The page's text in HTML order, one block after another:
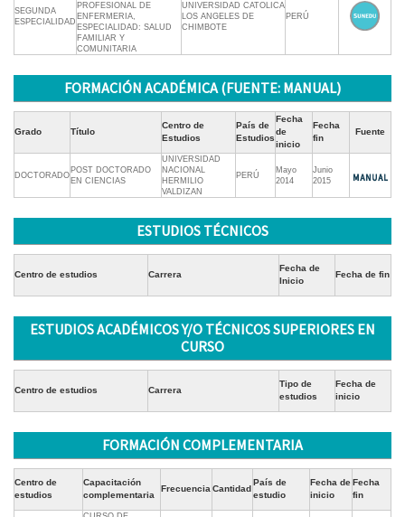
SEGUNDA
ESPECIALIDAD
PROFESIONAL DE
ENFERMERIA,
ESPECIALIDAD: SALUD
FAMILIAR Y
COMUNITARIA
UNIVERSIDAD CATOLICA
LOS ANGELES DE
CHIMBOTE
PERÚ
FORMACIÓN ACADÉMICA (FUENTE: MANUAL)
Grado Título
Centro de
Estudios
País de
Estudios
Fecha
de
inicio
Fecha
fin
Fuente
DOCTORADO
POST DOCTORADO
EN CIENCIAS
UNIVERSIDAD
NACIONAL
HERMILIO
VALDIZAN
PERÚ
Mayo
2014
Junio
2015
ESTUDIOS TÉCNICOS
Centro de estudios Carrera
Fecha de
Inicio
Fecha de fin
ESTUDIOS ACADÉMICOS Y/O TÉCNICOS SUPERIORES EN
CURSO
Centro de estudios Carrera
Tipo de
estudios
Fecha de
inicio
FORMACIÓN COMPLEMENTARIA
Centro de
estudios
Capacitación
complementaria
Frecuencia Cantidad
País de
estudio
Fecha de
inicio
Fecha
fin